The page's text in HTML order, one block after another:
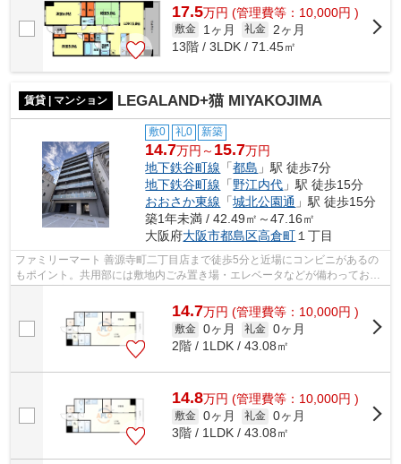
17.5万円 (管理費等：10,000円 )
敷金 1ヶ月 礼金
2ヶ月
13階 / 3LDK / 71.45㎡
賃貸 | マンション LEGALAND+猫 MIYAKOJIMA
敷0 礼0 新築
14.7万円～ 15.7万円
地下鉄谷町線 「都島 」駅 徒歩7分
地下鉄谷町線 「野江内代 」駅 徒歩15分
おおさか東線 「城北公園通 」駅 徒歩15分
築1年未満 / 42.49㎡～47.16㎡
大阪府大阪市都島区高倉町 １丁目
ファミリーマート 善源寺町二丁目店まで徒歩5分と近場にコンビニがあるの
もポイント。共用部には敷地内ごみ置き場・エレベータなどが備わっており
とても充実しています。付近に駅が2つ...
14.7万円 (管理費等：10,000円 )
敷金 0ヶ月 礼金 0ヶ月
2階 / 1LDK / 43.08㎡
14.8万円 (管理費等：10,000円 )
敷金 0ヶ月 礼金 0ヶ月
3階 / 1LDK / 43.08㎡